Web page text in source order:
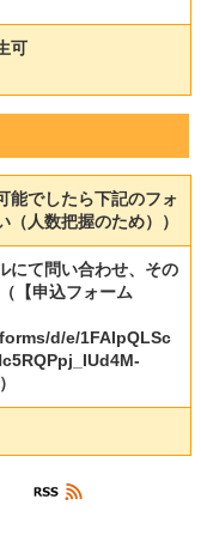
可
能でしたら下記のフォ
人数把握のため））
にて問い合わせ、その
【申込フォーム
d/e/1FAIpQLSc